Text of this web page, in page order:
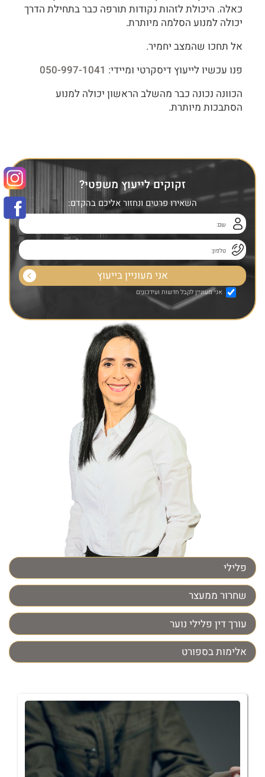
פלילי
שחרור ממעצר
עורך דין פלילי נוער
אלימות בספורט
כאלה. היכולת לזהות נקודות תורפה כבר בתחילת הדרך
יכולה למנוע הסלמה מיותרת.
אל תחכו שהמצב יחמיר.
פנו עכשיו לייעוץ דיסקרטי ומיידי: 050-997-1041
הכוונה נכונה כבר מהשלב הראשון יכולה למנוע
הסתבכות מיותרת.
זקוקים לייעוץ משפטי?
השאירו פרטים ונחזור אליכם בהקדם:
אני מעוניין לקבל חדשות ועידכונים